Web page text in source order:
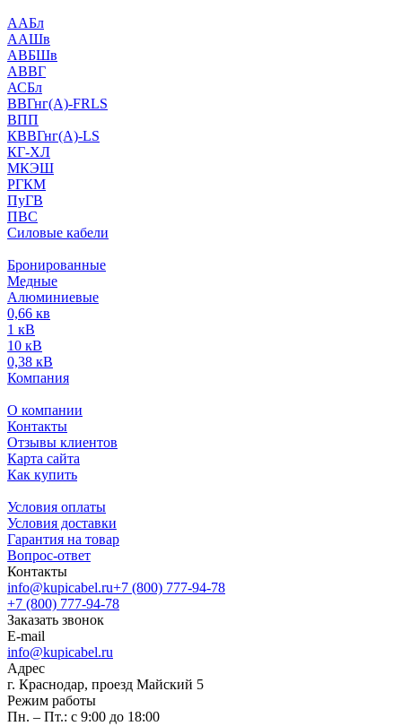
ААБл
ААШв
АВБШв
АВВГ
АСБл
ВВГнг(А)-FRLS
ВПП
КВВГнг(А)-LS
КГ-ХЛ
МКЭШ
РГКМ
ПуГВ
ПВС
Силовые кабели
Бронированные
Медные
Алюминиевые
0,66 кв
1 кВ
10 кВ
0,38 кВ
Компания
О компании
Контакты
Отзывы клиентов
Карта сайта
Как купить
Условия оплаты
Условия доставки
Гарантия на товар
Вопрос-ответ
Контакты
info@kupicabel.ru+7 (800) 777-94-78
+7 (800) 777-94-78
Заказать звонок
E-mail
info@kupicabel.ru
Адрес
г. Краснодар, проезд Майский 5
Режим работы
Пн. – Пт.: с 9:00 до 18:00